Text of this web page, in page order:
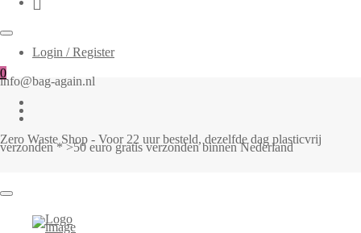
Login / Register
0
info@bag-again.nl
Zero Waste Shop - Voor 22 uur besteld, dezelfde dag plasticvrij
verzonden * >50 euro gratis verzonden binnen Nederland